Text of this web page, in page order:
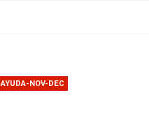
AYUDA-NOV-DEC